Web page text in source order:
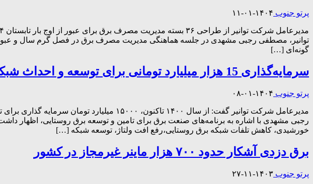
پرتو جنوب ۱۴۰۴-۰۱-۱۱
گونه‌ای […]
سرمایه‌گذاری 15 هزار میلیارد تومانی برای توسعه و احداث شبکه برق روستایی
پرتو جنوب ۱۴۰۴-۰۱-۰۸
مدیرعامل شرکت توانیر گفت: از سال ۱۴۰۰
رجبی مشهدی با اشاره به برنامه‌های صنعت برق برای تامین و توسعه برق روستایی، اظهار
خورشیدی، کاهش تلفات شبکه برق روستایی،رفع افت ولتاژ، توسعه شبکه […]
برق دزدی آشکار حدود ۷۰۰ هزار ماینر غیرمجاز در کشور
پرتو جنوب ۱۴۰۳-۱۱-۲۷